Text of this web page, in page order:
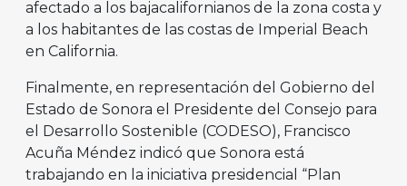
afectado a los bajacalifornianos de la zona costa y
a los habitantes de las costas de Imperial Beach
en California.
Finalmente, en representación del Gobierno del
Estado de Sonora el Presidente del Consejo para
el Desarrollo Sostenible (CODESO), Francisco
Acuña Méndez indicó que Sonora está
trabajando en la iniciativa presidencial “Plan